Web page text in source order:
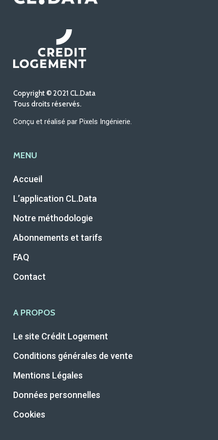
Copyright © 2021 CL.Data
Tous droits réservés.
Conçu et réalisé par Pixels Ingénierie.
MENU
Accueil
L’application CL.Data
Notre méthodologie
Abonnements et tarifs
FAQ
Contact
A PROPOS
Le site Crédit Logement
Conditions générales de vente
Mentions Légales
Données personnelles
Cookies